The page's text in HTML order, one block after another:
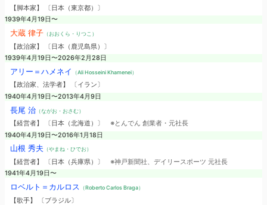
【脚本家】 〔日本（東京都）〕
1939年4月19日〜
大蔵 律子（おおくら・りつこ）
【政治家】 〔日本（鹿児島県）〕
1939年4月19日〜2026年2月28日
アリー＝ハメネイ （Ali Hosseini Khamenei）
【政治家、法学者】 〔イラン〕
1940年4月19日〜2013年4月9日
長尾 治（ながお・おさむ）
【経営者】 〔日本（北海道）〕 ※とんでん 創業者・元社長
1940年4月19日〜2016年1月18日
山根 秀夫 （やまね・ひでお）
【経営者】 〔日本（兵庫県）〕 ※神戸新聞社、デイリースポーツ 元社長
1941年4月19日〜
ロベルト＝カルロス （Roberto Carlos Braga）
【歌手】 〔ブラジル〕